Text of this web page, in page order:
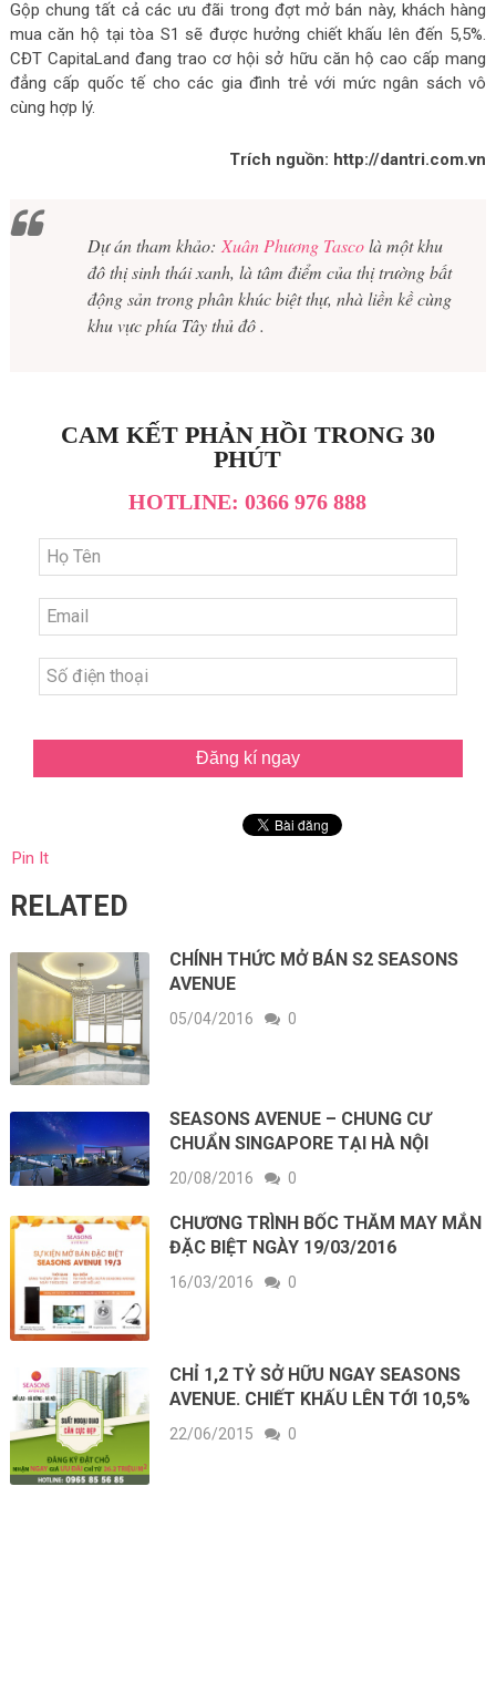
Gộp chung tất cả các ưu đãi trong đợt mở bán này, khách hàng
mua căn hộ tại tòa S1 sẽ được hưởng chiết khấu lên đến 5,5%.
CĐT CapitaLand đang trao cơ hội sở hữu căn hộ cao cấp mang
đẳng cấp quốc tế cho các gia đình trẻ với mức ngân sách vô
cùng hợp lý.
Trích nguồn: http://dantri.com.vn
Dự án tham khảo: Xuân Phương Tascolà một khu
đô thị sinh thái xanh, là tâm điểm của thị trường bất
động sản trong phân khúc biệt thự, nhà liền kề cùng
khu vực phía Tây thủ đô .
CAM KẾT PHẢN HỒI TRONG 30
PHÚT
HOTLINE: 0366 976 888
Đăng kí ngay
Pin It
RELATED
CHÍNH THỨC MỞ BÁN S2 SEASONS
AVENUE
05/04/2016 0
SEASONS AVENUE – CHUNG CƯ
CHUẨN SINGAPORE TẠI HÀ NỘI
20/08/2016 0
CHƯƠNG TRÌNH BỐC THĂM MAY MẮN
ĐẶC BIỆT NGÀY 19/03/2016
16/03/2016 0
CHỈ 1,2 TỶ SỞ HỮU NGAY SEASONS
AVENUE. CHIẾT KHẤU LÊN TỚI 10,5%
22/06/2015 0